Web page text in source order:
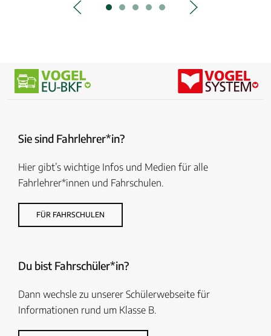
Sie sind Fahrlehrer*in?
Hier gibt’s wichtige Infos und Medien für alle
Fahrlehrer*innen und Fahrschulen.
FÜR FAHRSCHULEN
Du bist Fahrschüler*in?
Dann wechsle zu unserer Schülerwebseite für
Informationen rund um Klasse B.